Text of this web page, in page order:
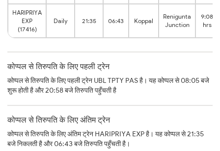
HARIPRIYA
EXP
(17416)
Daily 21:35 06:43 Koppal
Renigunta
Junction
9:08
hrs
कोप्पल से तिरुपति के लिए पहली ट्रेन
कोप्पल से तिरुपति के लिए पहली ट्रेन UBL TPTY PAS है। यह कोप्पल से 08:05 बजे
शुरू होती है और 20:58 बजे तिरुपति पहुँचती है
कोप्पल से तिरुपति के लिए अंतिम ट्रेन
कोप्पल से तिरुपति के लिए अंतिम ट्रेन HARIPRIYA EXP है। यह कोप्पल से 21:35
बजे निकलती है और 06:43 बजे तिरुपति पहुँचती है।